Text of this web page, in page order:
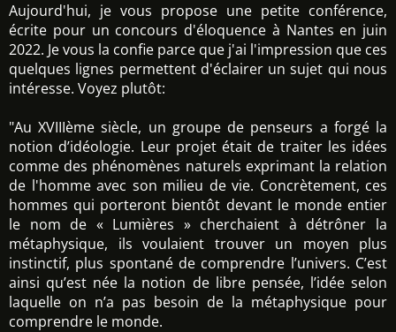
Aujourd'hui, je vous propose une petite conférence,
écrite pour un concours d'éloquence à Nantes en juin
2022. Je vous la confie parce que j'ai l'impression que ces
quelques lignes permettent d'éclairer un sujet qui nous
intéresse. Voyez plutôt:
"Au XVIIIème siècle, un groupe de penseurs a forgé la
notion d’idéologie. Leur projet était de traiter les idées
comme des phénomènes naturels exprimant la relation
de l'homme avec son milieu de vie. Concrètement, ces
hommes qui porteront bientôt devant le monde entier
le nom de « Lumières » cherchaient à détrôner la
métaphysique, ils voulaient trouver un moyen plus
instinctif, plus spontané de comprendre l’univers. C’est
ainsi qu’est née la notion de libre pensée, l’idée selon
laquelle on n’a pas besoin de la métaphysique pour
comprendre le monde.